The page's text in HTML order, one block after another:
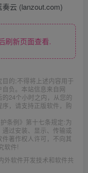
云 (lanzout.com)
刷新页面查看.
的;不得将上述内容用于
负。本站信息来自网
24个小时之内，从您的
，请支持正版软件，购
条例》第十七条规定:为
过安装、显示、传输或
著作权人许可，不向其
软件!
外软件开发技术和软件共